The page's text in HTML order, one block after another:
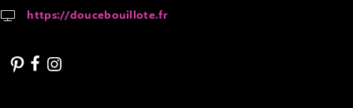
https://doucebouillote.fr